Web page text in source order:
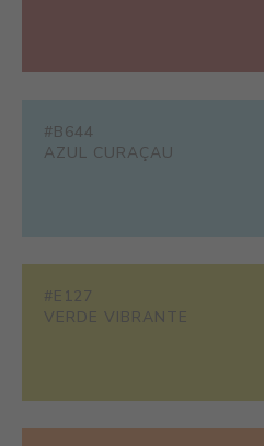
#B644
AZUL CURAÇAU
#E127
VERDE VIBRANTE